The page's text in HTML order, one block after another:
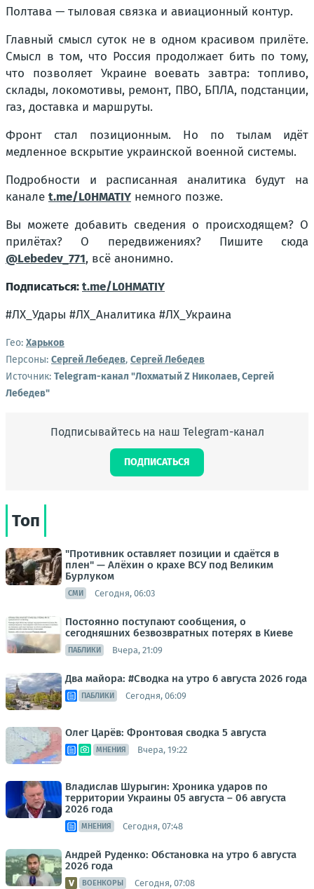
Полтава — тыловая связка и авиационный контур.
Главный смысл суток не в одном красивом прилёте.
Смысл в том, что Россия продолжает бить по тому,
что позволяет Украине воевать завтра: топливо,
склады, локомотивы, ремонт, ПВО, БПЛА, подстанции,
газ, доставка и маршруты.
Фронт стал позиционным. Но по тылам идёт
медленное вскрытие украинской военной системы.
Подробности и расписанная аналитика будут на
канале t.me/L0HMATIY немного позже.
Вы можете добавить сведения о происходящем? О
прилётах? О передвижениях? Пишите сюда
@Lebedev_771, всё анонимно.
Подписаться:t.me/L0HMATIY
#ЛХ_Удары #ЛХ_Аналитика #ЛХ_Украина
Гео: Харьков
Персоны: Сергей Лебедев, Сергей Лебедев
Источник: Telegram-канал "Лохматый Z Николаев, Сергей
Лебедев"
Подписывайтесь на наш Telegram-канал
ПОДПИСАТЬСЯ
Топ
"Противник оставляет позиции и сдаётся в
плен" — Алёхин о крахе ВСУ под Великим
Бурлуком
СМИ Сегодня, 06:03
Постоянно поступают сообщения, о
сегодняшних безвозвратных потерях в Киеве
ПАБЛИКИ Вчера, 21:09
Два майора: #Сводка на утро 6 августа 2026 года
ПАБЛИКИ Сегодня, 06:09
Олег Царёв: Фронтовая сводка 5 августа
МНЕНИЯ Вчера, 19:22
Владислав Шурыгин: Хроника ударов по
территории Украины 05 августа – 06 августа
2026 года
МНЕНИЯ Сегодня, 07:48
Андрей Руденко: Обстановка на утро 6 августа
2026 года
ВОЕНКОРЫ Сегодня, 07:08